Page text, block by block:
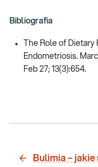
Bibliografia
The Role of
Endometriosis.
Feb 27; 13(3):654.
Bulimia –